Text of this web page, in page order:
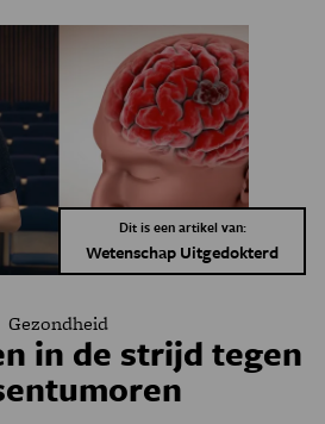
Dit is een artikel van:
Wetenschap Uitgedokterd
Gezondheid
in de strijd tegen